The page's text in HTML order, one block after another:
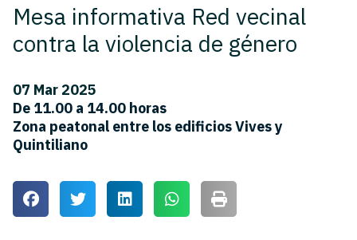
Mesa informativa Red vecinal
contra la violencia de género
07 Mar 2025
De 11.00 a 14.00 horas
Zona peatonal entre los edificios Vives y
Quintiliano